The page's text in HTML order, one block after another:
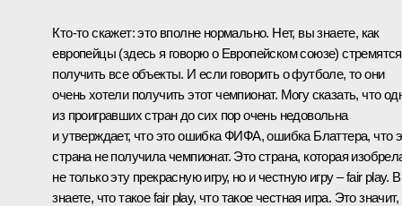
Кто‑то скажет: это вполне нормально. Нет, вы знаете, как
европейцы (здесь я говорю о Европейском союзе) стремятся
получить все объекты. И если говорить о футболе, то они
очень хотели получить этот чемпионат. Могу сказать, что
из проигравших стран до сих пор очень недовольна
и утверждает, что это ошибка ФИФА, ошибка Блаттера, что
страна не получила чемпионат. Это страна, которая
не только эту прекрасную игру, но и честную игру – fair play.
знаете, что такое fair play, что такое честная игра. Это значит,